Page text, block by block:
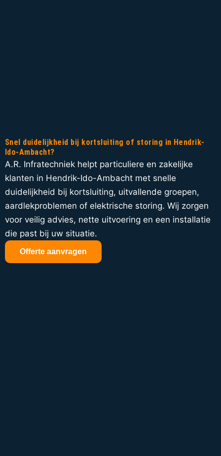
Snel duidelijkheid bij kortsluiting of storing in Hendrik-
Ido-Ambacht?
A.R. Infratechniek helpt particuliere en zakelijke
klanten in Hendrik-Ido-Ambacht met snelle
duidelijkheid bij kortsluiting, uitvallende groepen,
aardlekproblemen of elektrische storing. Wij zorgen
voor veilig advies, nette uitvoering en een installatie
die past bij uw situatie.
Offerte aanvragen